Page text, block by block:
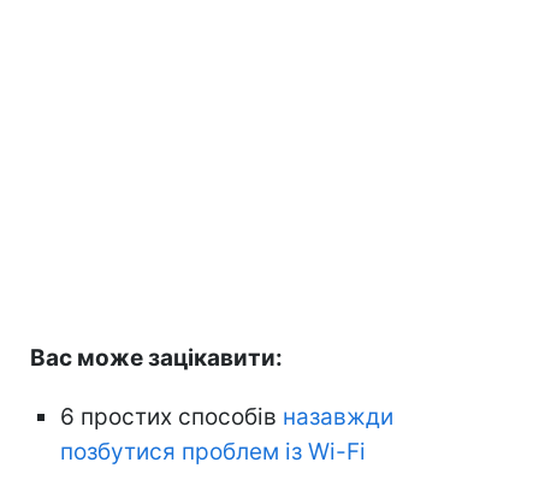
Вас може зацікавити:
6 простих способів назавжди
позбутися проблем із Wi-Fi